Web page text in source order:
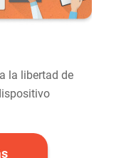
la libertad de